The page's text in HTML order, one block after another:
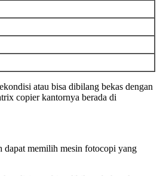
atau bisa dibilang bekas dengan
copier kantornya berada di
dapat memilih mesin fotocopi yang